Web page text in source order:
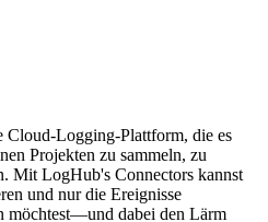
Cloud-Logging-Plattform, die es
Projekten zu sammeln, zu
Mit LogHub's Connectors kannst
und nur die Ereignisse
möchtest—und dabei den Lärm